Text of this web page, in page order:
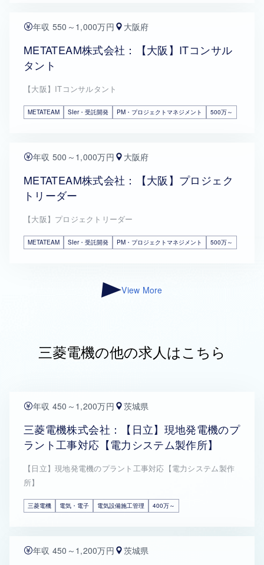
年収 550～1,000万円 大阪府
METATEAM株式会社：【大阪】ITコンサル
タント
【大阪】ITコンサルタント
METATEAM SIer・受託開発 PM・プロジェクトマネジメント 500万～
年収 500～1,000万円 大阪府
METATEAM株式会社：【大阪】プロジェク
トリーダー
【大阪】プロジェクトリーダー
METATEAM SIer・受託開発 PM・プロジェクトマネジメント 500万～
View More
三菱電機の他の求人はこちら
年収 450～1,200万円 茨城県
三菱電機株式会社：【日立】現地発電機のプ
ラント工事対応【電力システム製作所】
【日立】現地発電機のプラント工事対応【電力システム製作
所】
三菱電機 電気・電子 電気設備施工管理 400万～
年収 450～1,200万円 茨城県